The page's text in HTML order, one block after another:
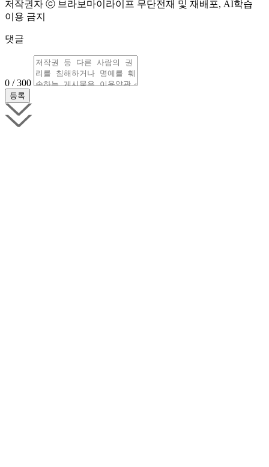
저작권자 ⓒ 브라보마이라이프 무단전재 및 재배포, AI학습
이용 금지
댓글
0 / 300